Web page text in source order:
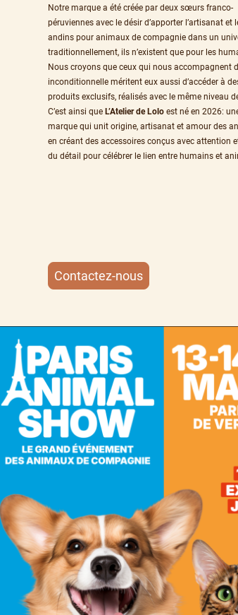
Notre marque a été créée par deux sœurs franco-
péruviennes avec le désir d’apporter l’artisanat et
andins pour animaux de compagnie dans un
traditionnellement, ils n’existent que pour les
Nous croyons que ceux qui nous accompagnent
inconditionnelle méritent eux aussi d’accéder à
produits exclusifs, réalisés avec le même niveau
C’est ainsi que L’Atelier de Lolo est né en 2026:
marque qui unit origine, artisanat et amour des
en créant des accessoires conçus avec attention
du détail pour célébrer le lien entre humains et
Contactez-nous